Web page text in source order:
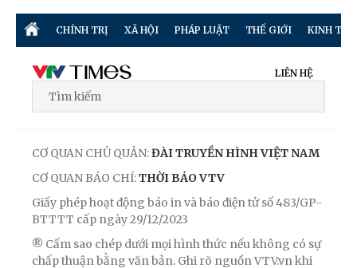
CHÍNH TRỊ XÃ HỘI PHÁP LUẬT THẾ GIỚI KINH TẾ
LIÊN HỆ
CƠ QUAN CHỦ QUẢN:ĐÀI TRUYỀN HÌNH VIỆT NAM
CƠ QUAN BÁO CHÍ:THỜI BÁO VTV
Giấy phép hoạt động báo in và báo điện tử số 483/GP-
BTTTT cấp ngày 29/12/2023
® Cấm sao chép dưới mọi hình thức nếu không có sự
chấp thuận bằng văn bản. Ghi rõ nguồn VTV.vn khi